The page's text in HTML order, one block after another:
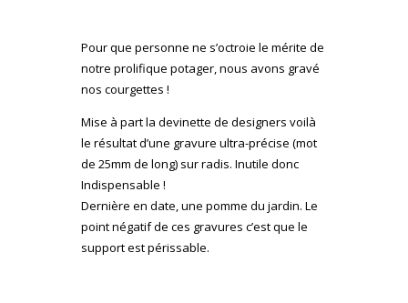
Pour que personne ne s’octroie le mérite de
notre prolifique potager, nous avons gravé
nos courgettes !
Mise à part la devinette de designers voilà
le résultat d’une gravure ultra-précise (mot
de 25mm de long) sur radis. Inutile donc
Indispensable !
Dernière en date, une pomme du jardin. Le
point négatif de ces gravures c’est que le
support est périssable.